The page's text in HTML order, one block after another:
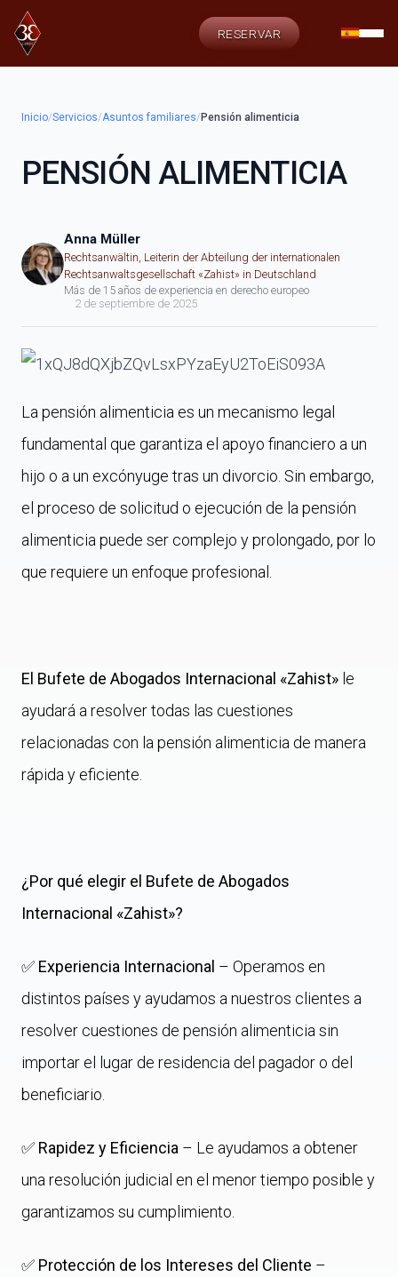
RESERVAR
Inicio/Servicios/Asuntos familiares/ Pensión alimenticia
PENSIÓN ALIMENTICIA
Anna Müller
Rechtsanwältin, Leiterin der Abteilung der internationalen
Rechtsanwaltsgesellschaft «Zahist» in Deutschland
Más de 15 años de experiencia en derecho europeo
2 de septiembre de 2025
La pensión alimenticia es un mecanismo legal
fundamental que garantiza el apoyo financiero a un
hijo o a un excónyuge tras un divorcio. Sin embargo,
el proceso de solicitud o ejecución de la pensión
alimenticia puede ser complejo y prolongado, por lo
que requiere un enfoque profesional.
El Bufete de Abogados Internacional «Zahist» le
ayudará a resolver todas las cuestiones
relacionadas con la pensión alimenticia de manera
rápida y eficiente.
¿Por qué elegir el Bufete de Abogados
Internacional «Zahist»?
✅ Experiencia Internacional – Operamos en
distintos países y ayudamos a nuestros clientes a
resolver cuestiones de pensión alimenticia sin
importar el lugar de residencia del pagador o del
beneficiario.
✅ Rapidez y Eficiencia – Le ayudamos a obtener
una resolución judicial en el menor tiempo posible y
garantizamos su cumplimiento.
✅ Protección de los Intereses del Cliente –